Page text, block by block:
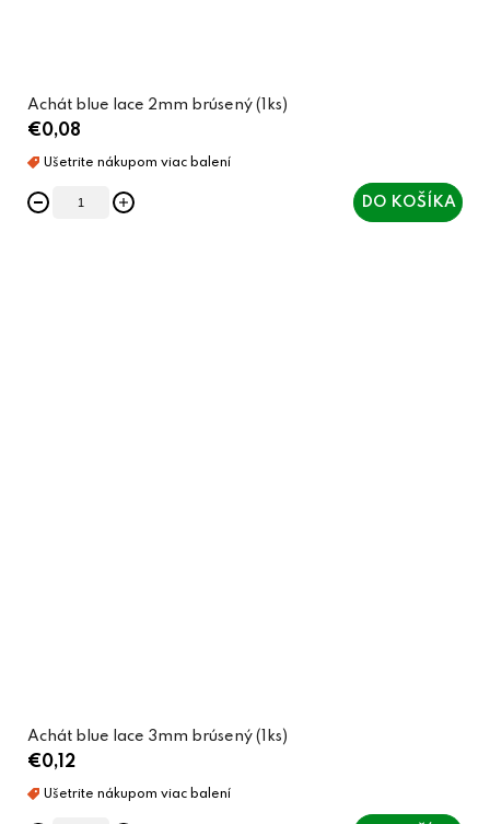
Achát blue lace 2mm brúsený (1ks)
€0,08
DO KOŠÍKA
Achát blue lace 3mm brúsený (1ks)
€0,12